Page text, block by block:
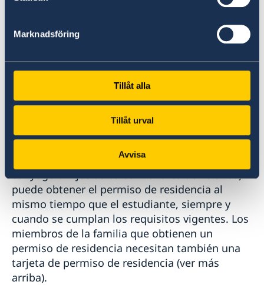
Marknadsföring
Tillåt alla
Tillåt urval
Avvisa
Si está interesado en estudios superiores en
Suecia encontrará información detallada en el
sitio web Study in Sweden.
Site Study in Sweden
Miembros de la familia
Un miembro de la familia (por ejemplo, un
cónyuge o hijos solteros menores de 18 años)
puede obtener el permiso de residencia al
mismo tiempo que el estudiante, siempre y
cuando se cumplan los requisitos vigentes. Los
miembros de la familia que obtienen un
permiso de residencia necesitan también una
tarjeta de permiso de residencia (ver más
arriba).